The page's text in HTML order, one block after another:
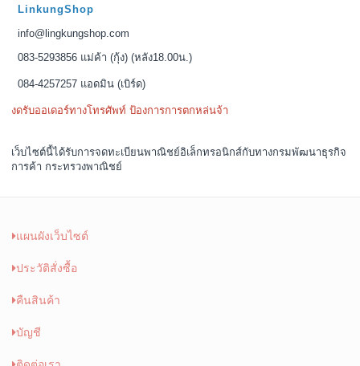
LinkungShop
info@lingkungshop.com
083-5293856 แม่ค้า (กุ้ง) (หลัง18.00น.)
084-4257257 แอดมิน (เบิร์ด)
งดรับออเดอร์ทางโทรศัพท์ ป้องการการตกหล่นจ้า
เว็บไซต์นี้ได้รับการจดทะเบียนพาณิชย์อิเล็กทรอนิกส์กับทางกรมพัฒนาธุรกิจ
การค้า กระทรวงพาณิชย์
แผนผังเว็บไซต์
ประวัติสั่งซื้อ
คืนสินค้า
บัญชี